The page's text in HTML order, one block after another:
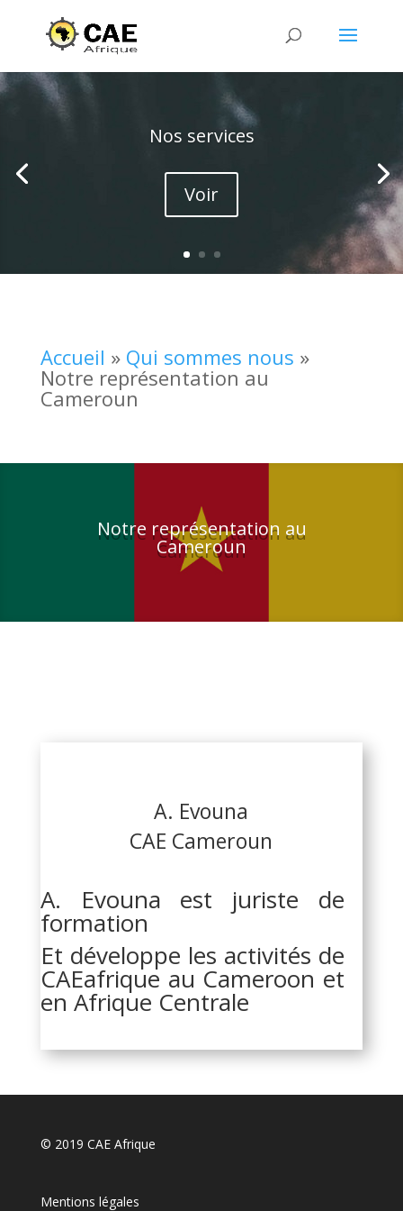
Nos services
Voir
Accueil » Qui sommes nous »
Notre représentation au
Cameroun
Notre représentation au
Cameroun
A. Evouna
CAE Cameroun
A. Evouna est juriste de
formation
Et développe les activités de
CAEafrique au Cameroon et
en Afrique Centrale
© 2019 CAE Afrique
Mentions légales